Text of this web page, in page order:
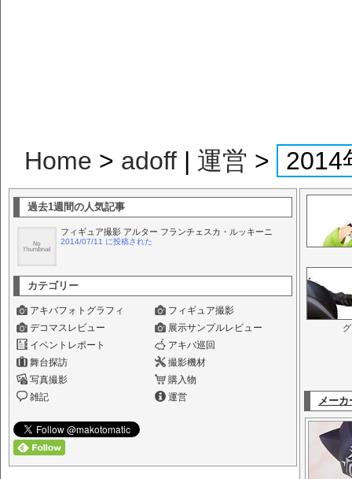
Home > adoff | 運営 > 2014
過去1週間の人気記事
フィギュア撮影 アルター フランチェスカ・ルッキーニ
2014/07/11 に投稿された
カテゴリー
アキバフォトグラフィ
フィギュア撮影
デコマスレビュー
展示サンプルレビュー
イベントレポート
アキバ巡回
舞台探訪
撮影機材
写真撮影
購入物
雑記
運営 メーカ